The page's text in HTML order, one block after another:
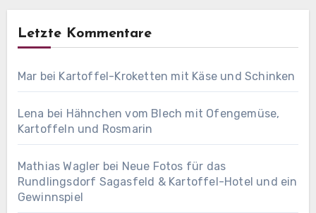
Letzte Kommentare
Mar bei Kartoffel-Kroketten mit Käse und Schinken
Lena bei Hähnchen vom Blech mit Ofengemüse,
Kartoffeln und Rosmarin
Mathias Wagler bei Neue Fotos für das
Rundlingsdorf Sagasfeld & Kartoffel-Hotel und ein
Gewinnspiel